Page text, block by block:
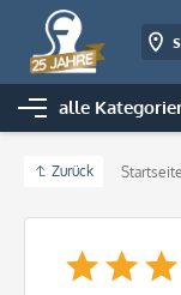
alle
Zurück Startseite